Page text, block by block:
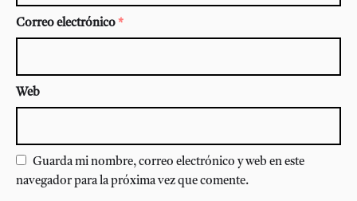
Correo electrónico *
Web
Guarda mi nombre, correo electrónico y web en este
navegador para la próxima vez que comente.